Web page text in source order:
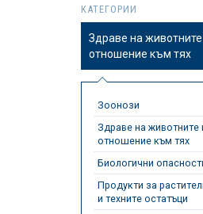
КАТЕГОРИИ
Здраве на
отношение към тях
Зоонози
Здраве на животните
отношение към тях
Биологични
Продукти за
и техните остатъци